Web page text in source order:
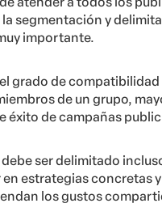
la segmentación y
importante.
grado de
de un grupo,
éxito de campañas
ser delimitado
estrategias concretas y
los gustos